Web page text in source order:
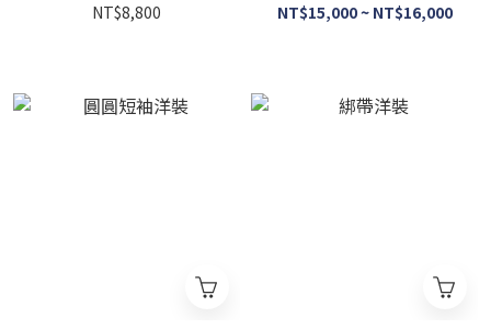
NT$8,800
NT$15,000 ~ NT$16,000